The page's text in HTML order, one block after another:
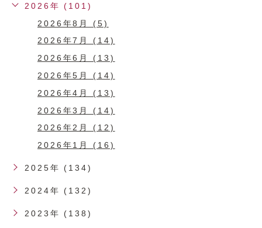
2026年 (101)
2026年8月 (5)
2026年7月 (14)
2026年6月 (13)
2026年5月 (14)
2026年4月 (13)
2026年3月 (14)
2026年2月 (12)
2026年1月 (16)
2025年 (134)
2024年 (132)
2023年 (138)